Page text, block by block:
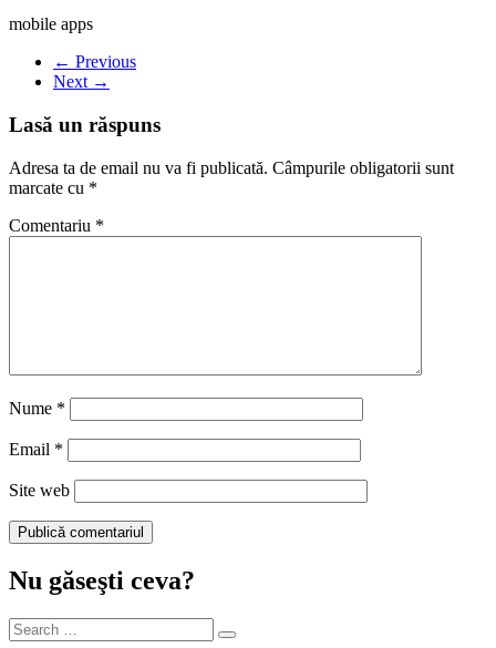
mobile apps
← Previous
Next →
Lasă un răspuns
Adresa ta de email nu va fi publicată. Câmpurile obligatorii sunt
marcate cu *
Comentariu *
Nume *
Email *
Site web
Nu găseşti ceva?